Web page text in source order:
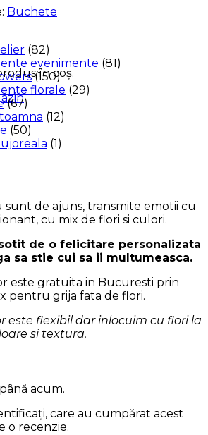
în coș.
Buchete
(82)
evenimente (81)
(150)
florale (29)
(67)
(12)
(50)
(1)
de ajuns, transmite emotii cu
cu mix de flori si culori.
de o felicitare personalizata
sa stie cui sa ii multumeasca.
este gratuita in Bucuresti prin
pentru grija fata de flori.
este flexibil dar inlocuim cu flori la
si textura.
acum.
care au cumpărat acest
o recenzie.